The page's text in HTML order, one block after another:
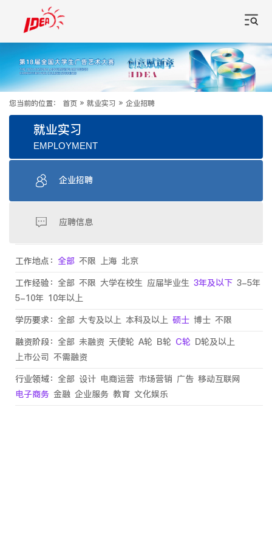
您当前的位置： 首页 » 就业实习 » 企业招聘
就业实习
EMPLOYMENT
企业招聘
应聘信息
工作地点： 全部 不限 上海 北京
工作经验： 全部 不限 大学在校生 应届毕业生 3年及以下 3-5年
5-10年 10年以上
学历要求： 全部 大专及以上 本科及以上 硕士 博士 不限
融资阶段： 全部 未融资 天使轮 A轮 B轮 C轮 D轮及以上
上市公司 不需融资
行业领域： 全部 设计 电商运营 市场营销 广告 移动互联网
电子商务 金融 企业服务 教育 文化娱乐